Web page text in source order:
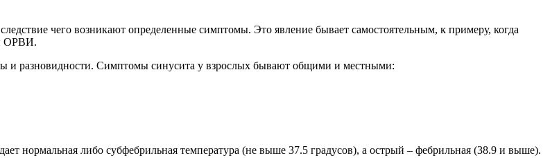
чего возникают определенные симптомы. Это явление бывает самостоятельным, к примеру, когда
ОРВИ.
и разновидности. Симптомы синусита у взрослых бывают общими и местными:
нормальная либо субфебрильная температура (не выше 37.5 градусов), а острый – фебрильная (38.9 и выше).